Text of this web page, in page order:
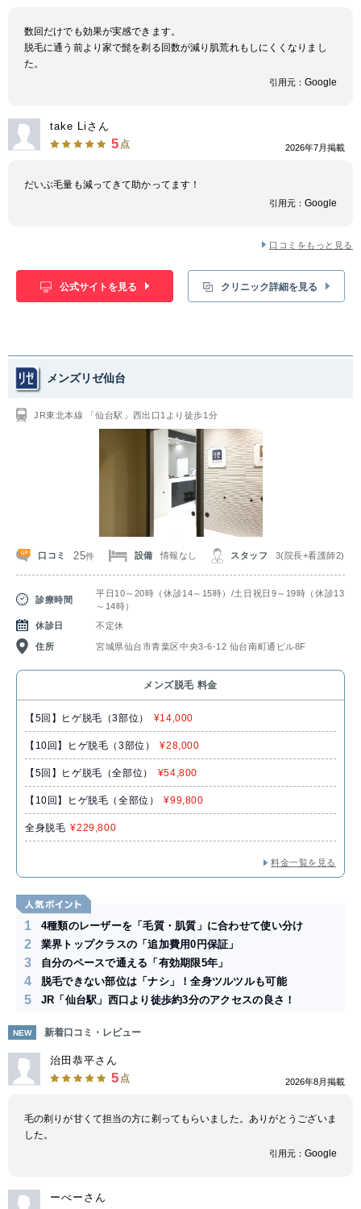
数回だけでも効果が実感できます。
脱毛に通う前より家で髭を剃る回数が減り肌荒れもしにくくなりまし
た。
引用元： Google
take Liさん
5 点 2026年7月掲載
だいぶ毛量も減ってきて助かってます！
引用元： Google
口コミをもっと見る
公式サイトを見る クリニック詳細を見る
メンズリゼ仙台
JR東北本線 「仙台駅」西出口1より徒歩1分
口コミ 25件 設備 情報なし スタッフ 3(院長+看護師2)
診療時間
平日10～20時（休診14～15時）/土日祝日9～19時（休診13
～14時）
休診日
不定休
住所 宮城県仙台市青葉区中央3-6-12 仙台南町通ビル8F
メンズ脱毛 料金
【5回】ヒゲ脱毛（3部位） ¥14,000
【10回】ヒゲ脱毛（3部位） ¥28,000
【5回】ヒゲ脱毛（全部位） ¥54,800
【10回】ヒゲ脱毛（全部位） ¥99,800
全身脱毛 ¥229,800
料金一覧を見る
1 4種類のレーザーを「毛質・肌質」に合わせて使い分け
2 業界トップクラスの「追加費用0円保証」
3 自分のペースで通える「有効期限5年」
4 脱毛できない部位は「ナシ」！全身ツルツルも可能
5 JR「仙台駅」西口より徒歩約3分のアクセスの良さ！
NEW 新着口コミ・レビュー
治田恭平さん
5 点 2026年8月掲載
毛の剃りが甘くて担当の方に剃ってもらいました。ありがとうございま
した。
引用元： Google
ーべーさん
九州・沖縄
熊本県
大分県